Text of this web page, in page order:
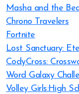
Masha and the
Chrono Travelers
Fortnite
Lost Sanctuary:
CodyCross:
Word Galaxy
Volley Girls:High